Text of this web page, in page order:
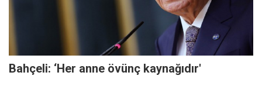
Bahçeli: ‘Her anne övünç kaynağıdır'